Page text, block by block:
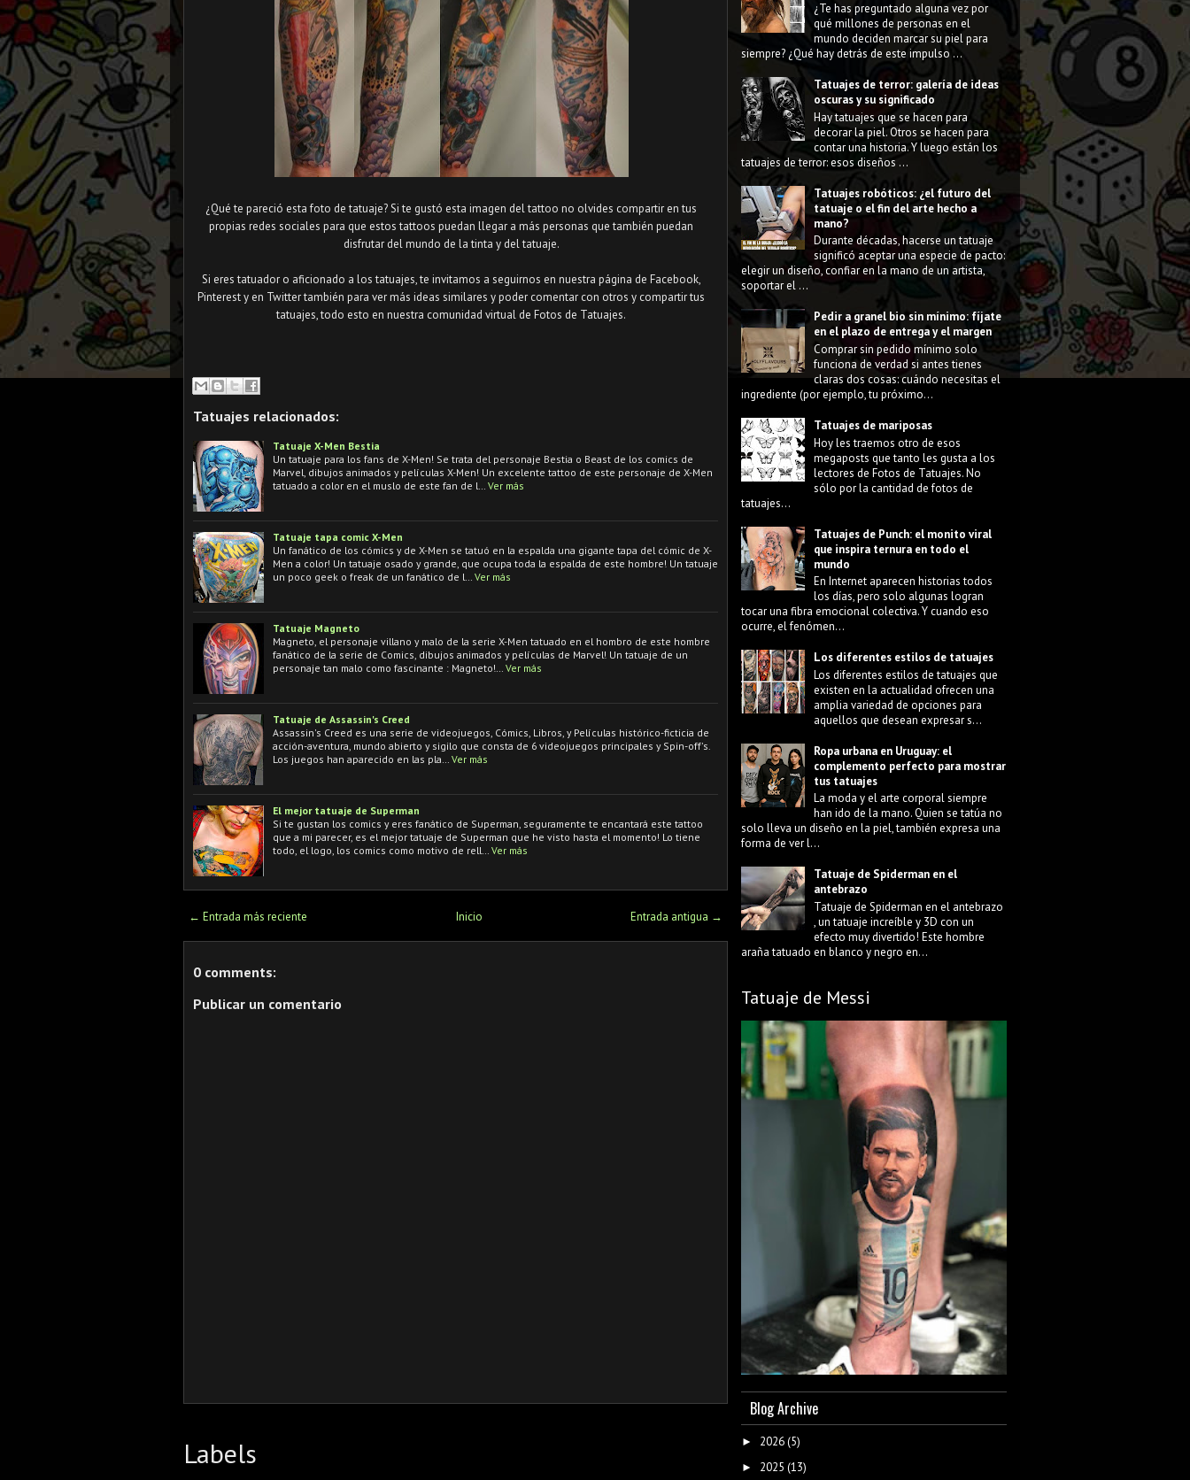
¿Qué te pareció esta foto de tatuaje? Si te gustó esta imagen del tattoo no olvides compartir en tus
propias redes sociales para que estos tattoos puedan llegar a más personas que también puedan
disfrutar del mundo de la tinta y del tatuaje.
Si eres tatuador o aficionado a los tatuajes, te invitamos a seguirnos en nuestra página de Facebook,
Pinterest y en Twitter también para ver más ideas similares y poder comentar con otros y compartir tus
tatuajes, todo esto en nuestra comunidad virtual de Fotos de Tatuajes.
Tatuajes relacionados:
Tatuaje X-Men Bestia
Un tatuaje para los fans de X-Men! Se trata del personaje Bestia o Beast de los comics de
Marvel, dibujos animados y películas X-Men! Un excelente tattoo de este personaje de X-Men
tatuado a color en el muslo de este fan de l…
Ver más
Tatuaje tapa comic X-Men
Un fanático de los cómics y de X-Men se tatuó en la espalda una gigante tapa del cómic de X-
Men a color! Un tatuaje osado y grande, que ocupa toda la espalda de este hombre! Un tatuaje
un poco geek o freak de un fanático de l…
Ver más
Tatuaje Magneto
Magneto, el personaje villano y malo de la serie X-Men tatuado en el hombro de este hombre
fanático de la serie de Comics, dibujos animados y películas de Marvel! Un tatuaje de un
personaje tan malo como fascinante : Magneto!…
Ver más
Tatuaje de Assassin's Creed
Assassin's Creed es una serie de videojuegos, Cómics, Libros, y Películas histórico-ficticia de
acción-aventura, mundo abierto y sigilo que consta de 6 videojuegos principales y Spin-off's.
Los juegos han aparecido en las pla…
Ver más
El mejor tatuaje de Superman
Si te gustan los comics y eres fanático de Superman, seguramente te encantará este tattoo
que a mi parecer, es el mejor tatuaje de Superman que he visto hasta el momento! Lo tiene
todo, el logo, los comics como motivo de rell…
Ver más
← Entrada más reciente Entrada antigua →
Inicio
0 comments:
Publicar un comentario
Labels
¿Te has preguntado alguna vez por
qué millones de personas en el
mundo deciden marcar su piel para
siempre? ¿Qué hay detrás de este impulso ...
Tatuajes de terror: galería de ideas
oscuras y su significado
Hay tatuajes que se hacen para
decorar la piel. Otros se hacen para
contar una historia. Y luego están los
tatuajes de terror: esos diseños ...
Tatuajes robóticos: ¿el futuro del
tatuaje o el fin del arte hecho a
mano?
Durante décadas, hacerse un tatuaje
significó aceptar una especie de pacto:
elegir un diseño, confiar en la mano de un artista,
soportar el ...
Pedir a granel bio sin mínimo: fíjate
en el plazo de entrega y el margen
Comprar sin pedido mínimo solo
funciona de verdad si antes tienes
claras dos cosas: cuándo necesitas el
ingrediente (por ejemplo, tu próximo...
Tatuajes de mariposas
Hoy les traemos otro de esos
megaposts que tanto les gusta a los
lectores de Fotos de Tatuajes. No
sólo por la cantidad de fotos de
tatuajes...
Tatuajes de Punch: el monito viral
que inspira ternura en todo el
mundo
En Internet aparecen historias todos
los días, pero solo algunas logran
tocar una fibra emocional colectiva. Y cuando eso
ocurre, el fenómen...
Los diferentes estilos de tatuajes
Los diferentes estilos de tatuajes que
existen en la actualidad ofrecen una
amplia variedad de opciones para
aquellos que desean expresar s...
Ropa urbana en Uruguay: el
complemento perfecto para mostrar
tus tatuajes
La moda y el arte corporal siempre
han ido de la mano. Quien se tatúa no
solo lleva un diseño en la piel, también expresa una
forma de ver l...
Tatuaje de Spiderman en el
antebrazo
Tatuaje de Spiderman en el antebrazo
, un tatuaje increíble y 3D con un
efecto muy divertido! Este hombre
araña tatuado en blanco y negro en...
Tatuaje de Messi
Blog Archive
► 2026(5)
► 2025 (13)